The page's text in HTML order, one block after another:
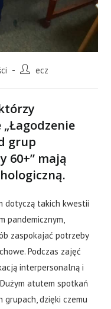
ecz
grup
60+” mają
dotyczą takich kwestii
pandemicznym,
zaspokajać potrzeby
Podczas zajęć
interpersonalną i
atutem spotkań
grupach, dzięki czemu